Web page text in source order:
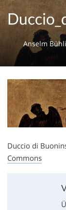
Magazin für
Anselm
Duccio di
Commons